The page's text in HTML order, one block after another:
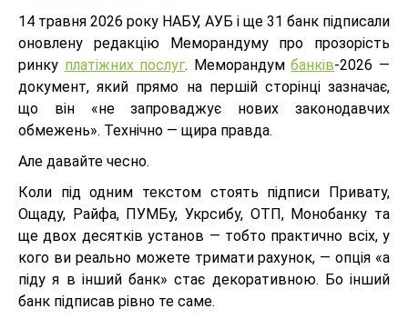
14 травня 2026 року НАБУ, АУБ і ще 31 банк підписали
оновлену редакцію Меморандуму про прозорість
ринку платіжних послуг. Меморандумбанків-2026 —
документ, який прямо на першій сторінці зазначає,
що він «не запроваджує нових законодавчих
обмежень». Технічно — щира правда.
Але давайте чесно.
Коли під одним текстом стоять підписи Привату,
Ощаду, Райфа, ПУМБу, Укрсибу, ОТП, Монобанку та
ще двох десятків установ — тобто практично всіх, у
кого ви реально можете тримати рахунок, — опція «а
піду я в інший банк» стає декоративною. Бо інший
банк підписав рівно те саме.